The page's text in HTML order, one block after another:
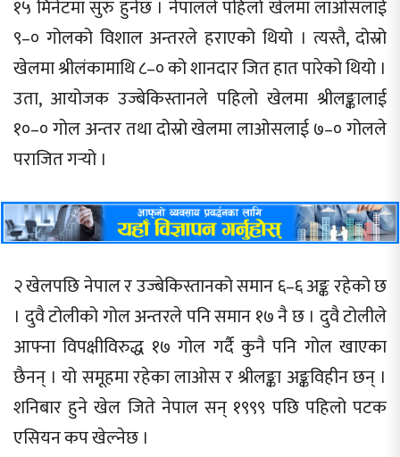
१५ मिनेटमा सुरु हुनेछ । नेपालले पहिलो खेलमा लाओसलाई
९–० गोलको विशाल अन्तरले हराएको थियो । त्यस्तै, दोस्रो
खेलमा श्रीलंकामाथि ८–० को शानदार जित हात पारेको थियो ।
उता, आयोजक उज्बेकिस्तानले पहिलो खेलमा श्रीलङ्कालाई
१०–० गोल अन्तर तथा दोस्रो खेलमा लाओसलाई ७–० गोलले
पराजित गर्‍यो ।
२ खेलपछि नेपाल र उज्बेकिस्तानको समान ६–६ अङ्क रहेको छ
। दुवै टोलीको गोल अन्तरले पनि समान १७ नै छ । दुवै टोलीले
आफ्ना विपक्षीविरुद्ध १७ गोल गर्दै कुनै पनि गोल खाएका
छैनन् । यो समूहमा रहेका लाओस र श्रीलङ्का अङ्कविहीन छन् ।
शनिबार हुने खेल जिते नेपाल सन् १९९९ पछि पहिलो पटक
एसियन कप खेल्नेछ ।